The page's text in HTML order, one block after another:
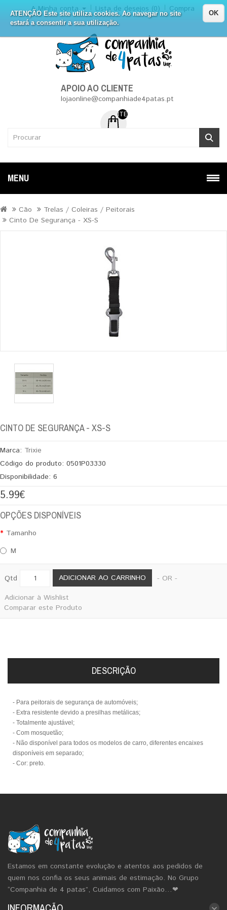
ATENÇÃO Este site utiliza cookies. Ao navegar no site
estará a consentir a sua utilização.
OK
A Minha conta Lista de desejos (0) Compra
APOIO AO CLIENTE
lojaonline@companhiade4patas.pt
ITEM (NS) DE 0 - 0.00€
MENU
Cão
Trelas / Coleiras / Peitorais
Cinto De Segurança - XS-S
CINTO DE SEGURANÇA - XS-S
Marca: Trixie
Código do produto: 0501P03330
Disponibilidade: 6
5.99€
OPÇÕES DISPONÍVEIS
Tamanho
M
Qtd ADICIONAR AO CARRINHO
- OR -
Adicionar à Wishlist
Comparar este Produto
DESCRIÇÃO
- Para peitorais de segurança de automóveis;
- Extra resistente devido a presilhas metálicas;
- Totalmente ajustável;
- Com mosquetão;
- Não disponível para todos os modelos de carro, diferentes encaixes
disponíveis em separado;
- Cor: preto.
Estamos em constante evolução e atentos aos pedidos de
quem nos confia os seus animais de estimação. No Grupo
“Companhia de 4 patas”, Cuidamos com Paixão…❤